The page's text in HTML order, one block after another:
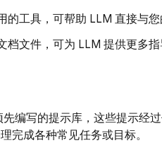
的工具，可帮助 LLM 直接与
档文件，可为 LLM 提供更多
编写的提示库，这些提示经
完成各种常见任务或目标。